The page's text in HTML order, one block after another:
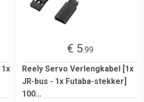
€ 5.99
Reely Servo Verlengkabel [1x
JR-bus - 1x Futaba-stekker]
100...